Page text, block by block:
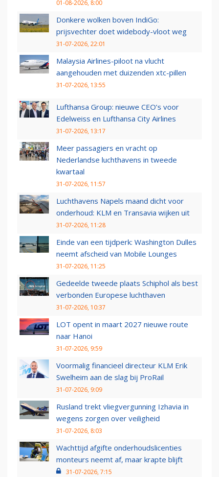
01-08-2026, 8:00
Donkere wolken boven IndiGo:
prijsvechter doet widebody-vloot weg
31-07-2026, 22:01
Malaysia Airlines-piloot na vlucht
aangehouden met duizenden xtc-pillen
31-07-2026, 13:55
Lufthansa Group: nieuwe CEO’s voor
Edelweiss en Lufthansa City Airlines
31-07-2026, 13:17
Meer passagiers en vracht op
Nederlandse luchthavens in tweede
kwartaal
31-07-2026, 11:57
Luchthavens Napels maand dicht voor
onderhoud: KLM en Transavia wijken uit
31-07-2026, 11:28
Einde van een tijdperk: Washington Dulles
neemt afscheid van Mobile Lounges
31-07-2026, 11:25
Gedeelde tweede plaats Schiphol als best
verbonden Europese luchthaven
31-07-2026, 10:37
LOT opent in maart 2027 nieuwe route
naar Hanoi
31-07-2026, 9:59
Voormalig financieel directeur KLM Erik
Swelheim aan de slag bij ProRail
31-07-2026, 9:09
Rusland trekt vliegvergunning Izhavia in
wegens zorgen over veiligheid
31-07-2026, 8:03
Wachttijd afgifte onderhoudslicenties
monteurs neemt af, maar krapte blijft
31-07-2026, 7:15